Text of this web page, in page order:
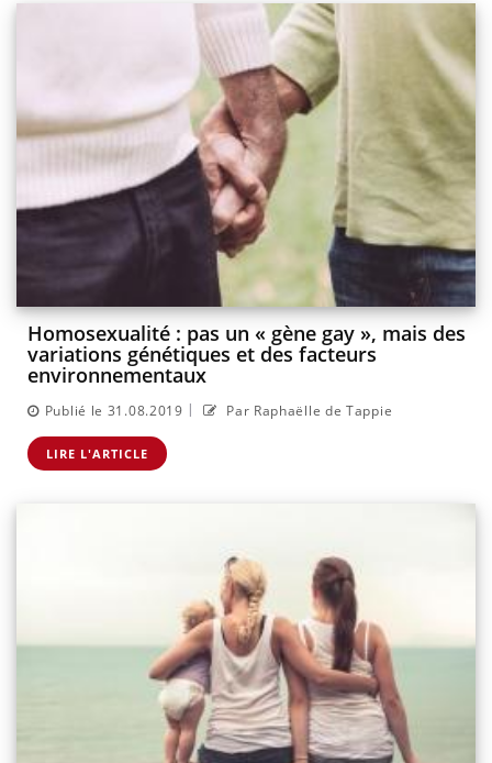
Homosexualité : pas un « gène gay », mais des
variations génétiques et des facteurs
environnementaux
Publié le 31.08.2019 | Par Raphaëlle de Tappie
LIRE L'ARTICLE